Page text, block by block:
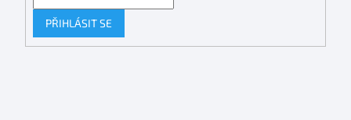
PŘIHLÁSIT SE